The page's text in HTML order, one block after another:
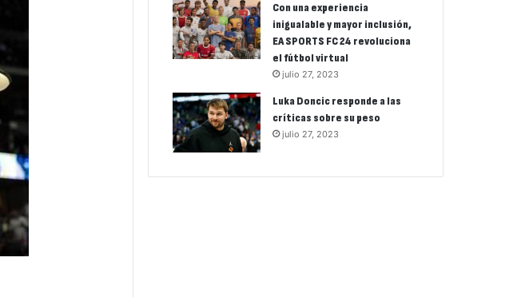
Con una experiencia
inigualable y mayor inclusión,
EA SPORTS FC 24 revoluciona
el fútbol virtual
julio 27, 2023
Luka Doncic responde a las
críticas sobre su peso
julio 27, 2023